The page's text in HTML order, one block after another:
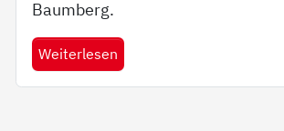
Baumberg.
Weiterlesen